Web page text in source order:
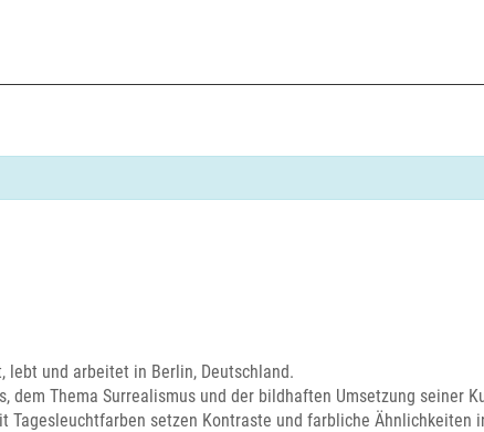
lebt und arbeitet in Berlin, Deutschland.
Thema Surrealismus und der bildhaften Umsetzung seiner
setzen Kontraste und farbliche